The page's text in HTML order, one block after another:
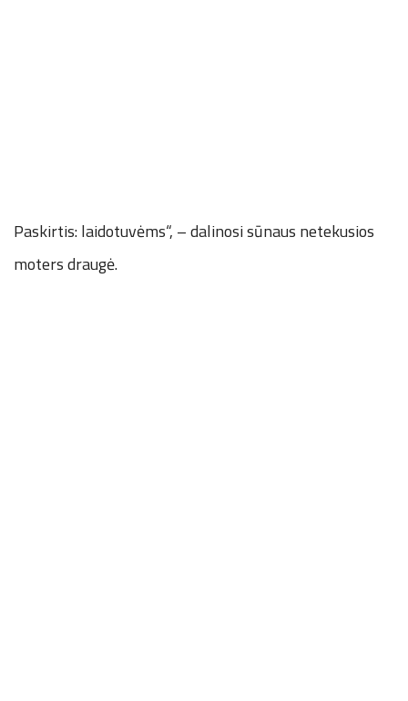
Paskirtis: laidotuvėms“, – dalinosi sūnaus netekusios
moters draugė.